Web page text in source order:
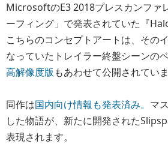
MicrosoftのE3 2018プレスカンファ
ーフィング」で発表されていた『
こちらのコンセプトアートは、その
なっていたトレイラー終盤シーンの
高解像度版 もあわせて公開されていま
同作は国内向け情報も発表済み。 マ
した物語が、新たに開発された
表現されます。